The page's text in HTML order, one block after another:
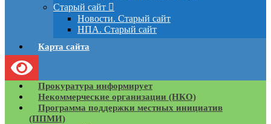
Старый сайт
Новости. Старый сайт
НПА. Старый сайт
Карта сайта
Прокуратура информирует
Некоммерческие организации (НКО)
Программа поддержки местных инициатив
(ППМИ)